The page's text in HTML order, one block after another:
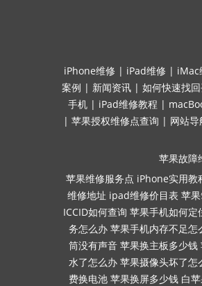
iPhone维修 | iPad维修 | iMac
案例 | 新闻资讯 | 如何快速找
手机 | iPad维修教程 |
| 苹果授权维修点查询 | 网站导
苹果故障
苹果维修服务点 iPhone实用教
维修地址 ipad维修价目表 苹
ICCID如何查询 苹果手机如何定
务怎么办 苹果手机内存不足怎
筒没有声音 苹果换主板多少钱
水了怎么办 苹果摄像头坏了怎
费换电池 苹果换屏多少钱 白